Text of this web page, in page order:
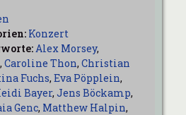
Konzert
Alex Morsey,
, Caroline Thon, Christian
Fuchs, Eva Pöpplein,
Bayer, Jens Böckamp,
Genc, Matthew Halpin,